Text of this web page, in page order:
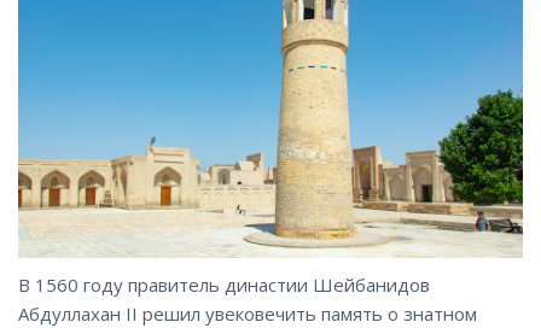
В 1560 году правитель династии Шейбанидов
Абдуллахан II решил увековечить память о знатном